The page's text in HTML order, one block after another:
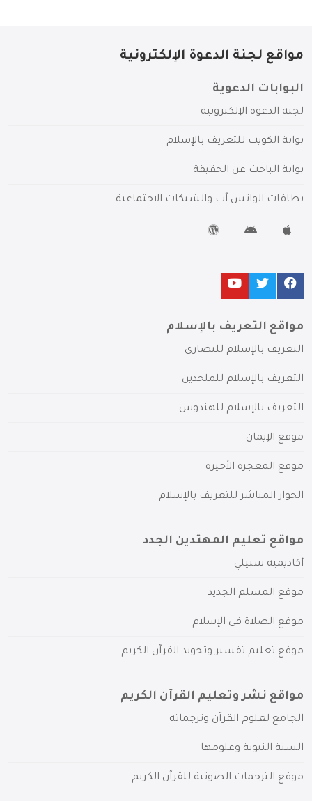
مواقع لجنة الدعوة الإلكترونية
البوابات الدعوية
لجنة الدعوة الإلكترونية
بوابة الكويت للتعريف بالإسلام
بوابة الباحث عن الحقيقة
بطاقات الواتس آب والشبكات الاجتماعية
مواقع التعريف بالإسلام
التعريف بالإسلام للنصارى
التعريف بالإسلام للملحدين
التعريف بالإسلام للهندوس
موقع الإيمان
موقع المعجزة الأخيرة
الحوار المباشر للتعريف بالإسلام
مواقع تعليم المهتدين الجدد
أكاديمية سبيلي
موقع المسلم الجديد
موقع الصلاة في الإسلام
موقع تعليم تفسير وتجويد القرآن الكريم
مواقع نشر وتعليم القرآن الكريم
الجامع لعلوم القرآن وترجماته
السنة النبوية وعلومها
موقع الترجمات الصوتية للقرآن الكريم